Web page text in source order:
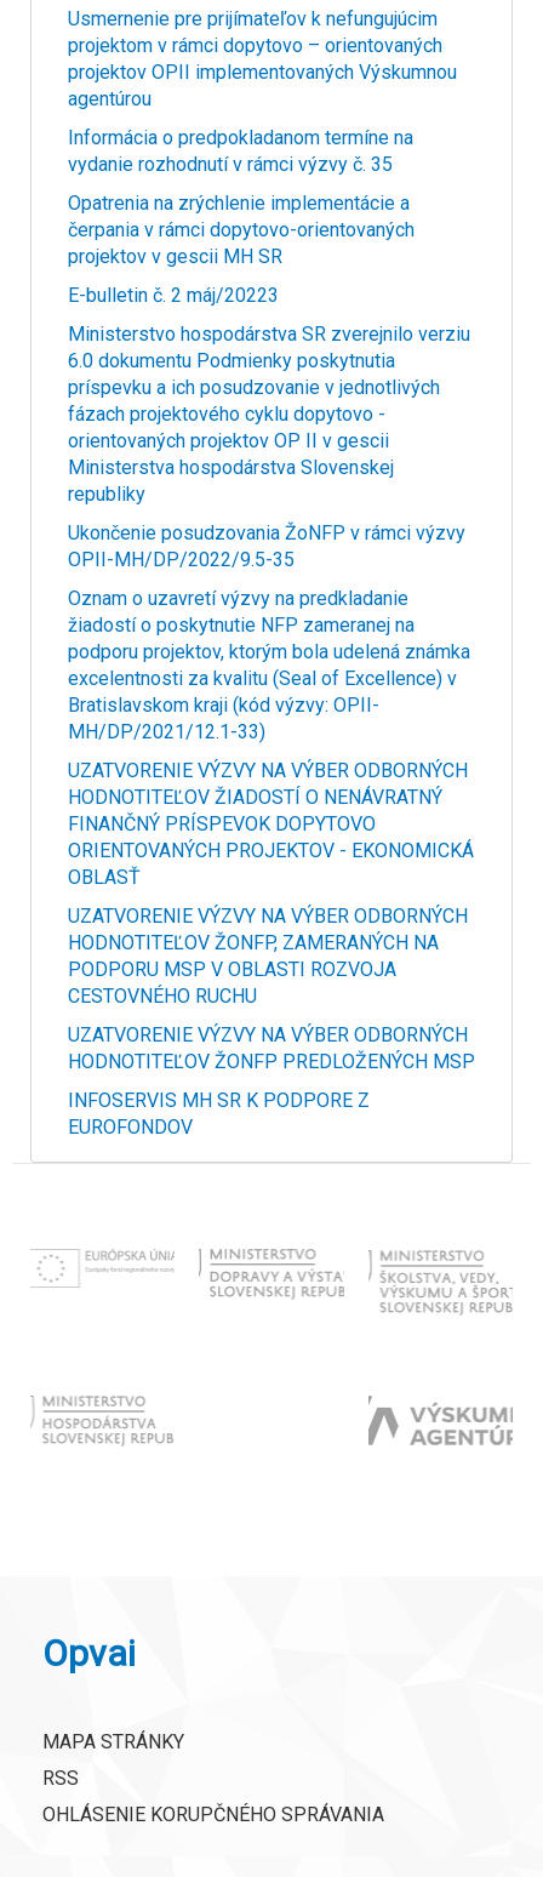
Usmernenie pre prijímateľov k nefungujúcim
projektom v rámci dopytovo – orientovaných
projektov OPII implementovaných Výskumnou
agentúrou
Informácia o predpokladanom termíne na
vydanie rozhodnutí v rámci výzvy č. 35
Opatrenia na zrýchlenie implementácie a
čerpania v rámci dopytovo-orientovaných
projektov v gescii MH SR
E-bulletin č. 2 máj/20223
Ministerstvo hospodárstva SR zverejnilo verziu
6.0 dokumentu Podmienky poskytnutia
príspevku a ich posudzovanie v jednotlivých
fázach projektového cyklu dopytovo -
orientovaných projektov OP II v gescii
Ministerstva hospodárstva Slovenskej
republiky
Ukončenie posudzovania ŽoNFP v rámci výzvy
OPII-MH/DP/2022/9.5-35
Oznam o uzavretí výzvy na predkladanie
žiadostí o poskytnutie NFP zameranej na
podporu projektov, ktorým bola udelená známka
excelentnosti za kvalitu (Seal of Excellence) v
Bratislavskom kraji (kód výzvy: OPII-
MH/DP/2021/12.1-33)
UZATVORENIE VÝZVY NA VÝBER ODBORNÝCH
HODNOTITEĽOV ŽIADOSTÍ O NENÁVRATNÝ
FINANČNÝ PRÍSPEVOK DOPYTOVO
ORIENTOVANÝCH PROJEKTOV - EKONOMICKÁ
OBLASŤ
UZATVORENIE VÝZVY NA VÝBER ODBORNÝCH
HODNOTITEĽOV ŽONFP, ZAMERANÝCH NA
PODPORU MSP V OBLASTI ROZVOJA
CESTOVNÉHO RUCHU
UZATVORENIE VÝZVY NA VÝBER ODBORNÝCH
HODNOTITEĽOV ŽONFP PREDLOŽENÝCH MSP
INFOSERVIS MH SR K PODPORE Z
EUROFONDOV
Opvai
MAPA STRÁNKY
RSS
OHLÁSENIE KORUPČNÉHO SPRÁVANIA